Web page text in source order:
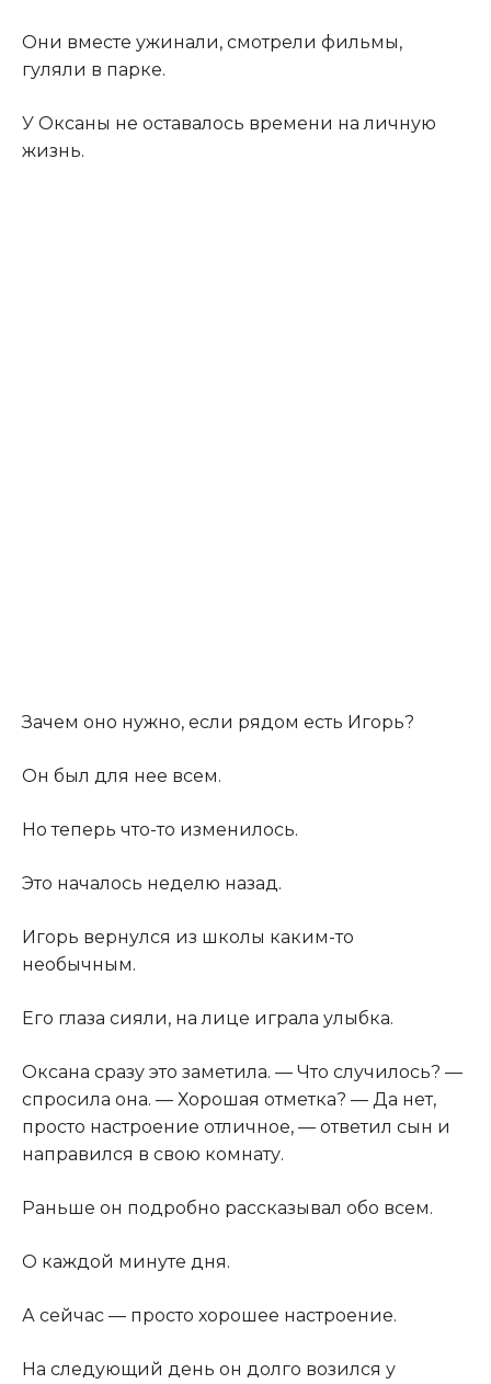
Они вместе ужинали, смотрели фильмы,
гуляли в парке.
У Оксаны не оставалось времени на личную
жизнь.
Зачем оно нужно, если рядом есть Игорь?
Он был для нее всем.
Но теперь что-то изменилось.
Это началось неделю назад.
Игорь вернулся из школы каким-то
необычным.
Его глаза сияли, на лице играла улыбка.
Оксана сразу это заметила. — Что случилось? —
спросила она. — Хорошая отметка? — Да нет,
просто настроение отличное, — ответил сын и
направился в свою комнату.
Раньше он подробно рассказывал обо всем.
О каждой минуте дня.
А сейчас — просто хорошее настроение.
На следующий день он долго возился у